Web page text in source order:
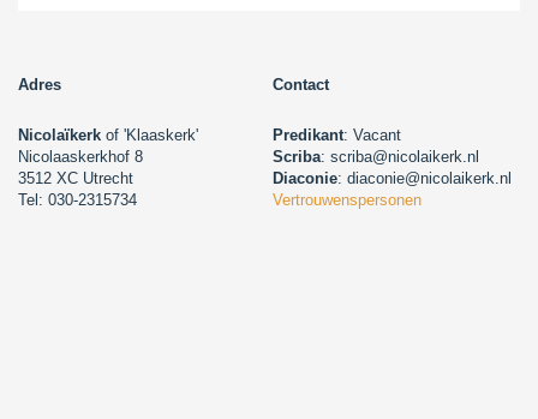
Adres Contact
Nicolaïkerk of 'Klaaskerk'
Nicolaaskerkhof 8
3512 XC Utrecht
Tel: 030-2315734
Predikant: Vacant
Scriba: scriba@nicolaikerk.nl
Diaconie: diaconie@nicolaikerk.nl
Vertrouwenspersonen